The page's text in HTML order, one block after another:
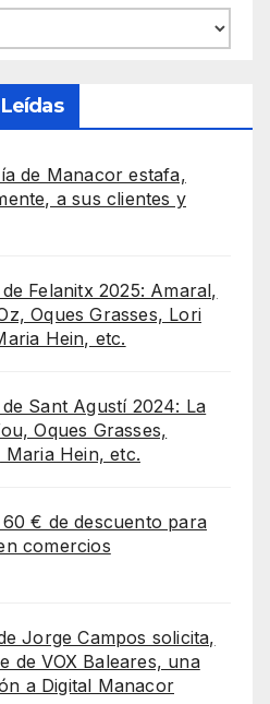
de Manacor estafa,
a sus clientes y
Felanitx 2025: Amaral,
Oques Grasses, Lori
Hein, etc.
Sant Agustí 2024: La
Oques Grasses,
Maria Hein, etc.
€ de descuento para
comercios
Jorge Campos solicita,
de VOX Baleares, una
a Digital Manacor